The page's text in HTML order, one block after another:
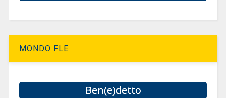
MONDO FLE
Ben(e)detto